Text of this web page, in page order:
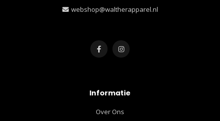
webshop@waltherapparel.nl
Informatie
Over Ons